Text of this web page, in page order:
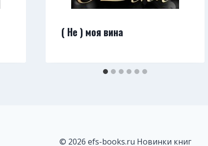
( Не ) моя вина
© 2026 efs-books.ru Новинки книг